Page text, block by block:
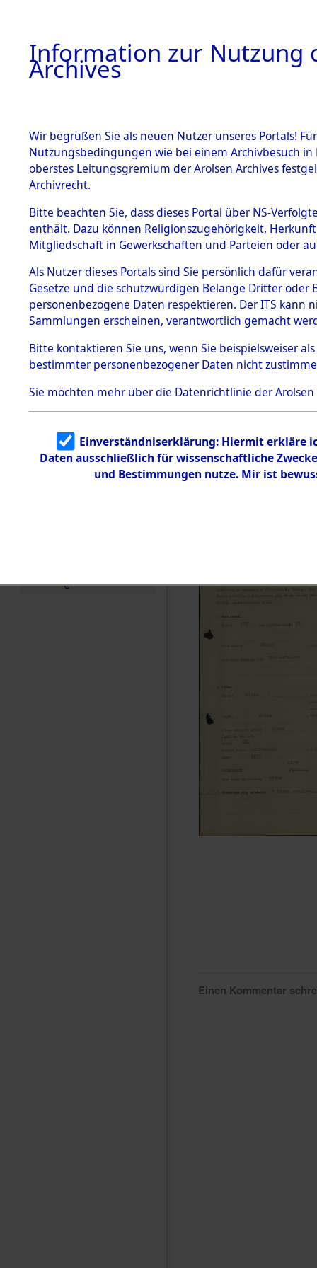
BESTÄNDE
1.
mente
5. Verschiedenes
5.3
Todesmärsche
5.3.1 Alliierte
Erhebungen
zu
Todesmärsch
en
5.3.2
Identifizierun
g
5.3.3
Todesmärsch
e
auf dem
zur
Roding)
Leben
0004
Einen Kommentar
Information zur Nutzung
Archives
Wir begrüßen Sie als neuen Nutzer unseres Portals!
Nutzungsbedingungen wie bei einem Archivbesuch
oberstes Leitungsgremium der Arolsen Archives
Archivrecht.
Bitte beachten Sie, dass dieses Portal über NS-
enthält. Dazu können Religionszugehörigkeit,
Mitgliedschaft in Gewerkschaften und Parteien oder
Als Nutzer dieses Portals sind Sie persönlich dafür
Gesetze und die schutzwürdigen Belange Dritter
personenbezogene Daten respektieren. Der ITS
Sammlungen erscheinen, verantwortlich gemacht
Bitte kontaktieren Sie uns, wenn Sie beispielsweiser
bestimmter personenbezogener Daten nicht
Sie möchten mehr über die Datenrichtlinie der Arolsen
Einverständniserklärung: Hiermit erkläre
Daten ausschließlich für wissenschaftliche
und Bestimmungen nutze. Mir ist